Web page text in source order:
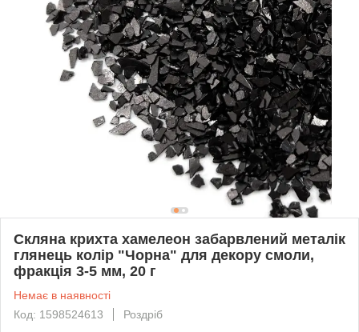
Скляна крихта хамелеон забарвлений металік
глянець колір "Чорна" для декору смоли,
фракція 3-5 мм, 20 г
Немає в наявності
Код: 1598524613
Роздріб